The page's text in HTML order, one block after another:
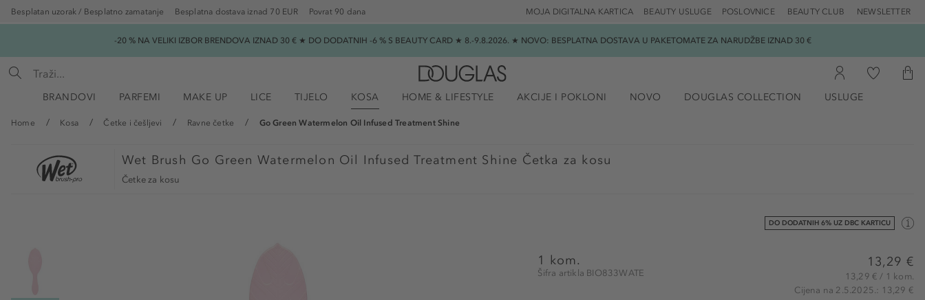
Besplatan uzorak / Besplatno zamatanje Besplatna dostava iznad 70 EUR Povrat 90 dana POSLOVNICE BEAUTY CLUB NEWSLETTER
BEAUTY USLUGE
MOJA DIGITALNA KARTICA
-20 % NA VELIKI IZBOR BRENDOVA IZNAD 30 € ★ DO DODATNIH -6 % S BEAUTY CARD ★ 8.-9.8.2026. ★ NOVO: BESPLATNA DOSTAVA U PAKETOMATE ZA NARUDŽBE IZNAD 30 €
BRANDOVI PARFEMI MAKE UP LICE TIJELO KOSA HOME & LIFESTYLE AKCIJE I POKLONI NOVO DOUGLAS COLLECTION USLUGE
Home Kosa Četke i češljevi Ravne četke Go Green Watermelon Oil Infused Treatment Shine
Wet Brush Go Green Watermelon Oil Infused Treatment Shine Četka za kosu
Četke za kosu
DO DODATNIH 6% UZ DBC KARTICU
1 kom.
Šifra artikla BIO833WATE
13,29 €
13,29 € / 1 kom.
Cijena na 2.5.2025.: 13,29 €